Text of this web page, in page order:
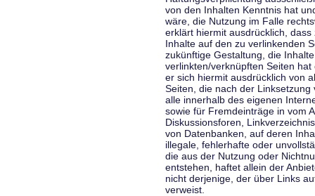
von den Inhalten Kenntnis hat
wäre, die Nutzung im Falle
erklärt hiermit ausdrücklich,
Inhalte auf den zu verlinkenden
zukünftige Gestaltung, die
verlinkten/verknüpften Seiten
er sich hiermit ausdrücklich von
Seiten, die nach der
alle innerhalb des eigenen
sowie für Fremdeinträge in vom
Diskussionsforen,
von Datenbanken, auf deren
illegale, fehlerhafte oder
die aus der Nutzung oder
entstehen, haftet allein der
nicht derjenige, der über Links
verweist.